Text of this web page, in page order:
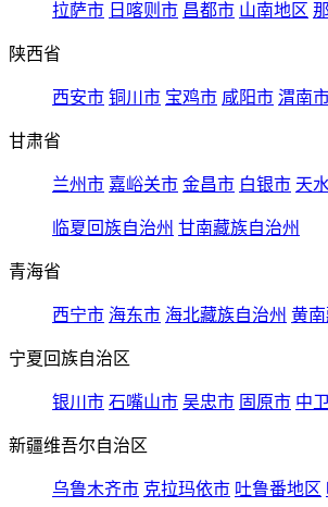
拉萨市 日喀则市 昌都市 山南地区
陕西省
西安市 铜川市 宝鸡市 咸阳市 渭南
甘肃省
兰州市 嘉峪关市 金昌市 白银市 天
临夏回族自治州 甘南藏族自治州
青海省
西宁市 海东市 海北藏族自治州 黄
宁夏回族自治区
银川市 石嘴山市 吴忠市 固原市 中
新疆维吾尔自治区
乌鲁木齐市 克拉玛依市 吐鲁番地区